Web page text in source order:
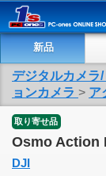
新品
デジタルカメラ
ョンカメラ > ア
取り寄せ品
Osmo Action
DJI